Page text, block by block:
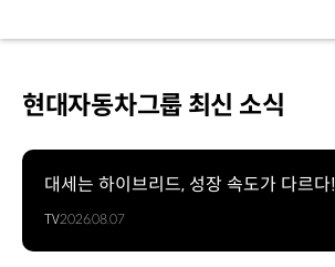
현대자동차그룹 최신 소식
대세는 하이브리드, 성장 속도가 다르다!
TV2026.08.07